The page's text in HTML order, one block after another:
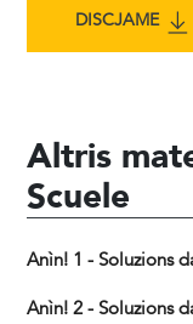
DISCJAME
Altris
Scuele
Anìn! 1 - Soluzions
Anìn! 2 - Soluzions